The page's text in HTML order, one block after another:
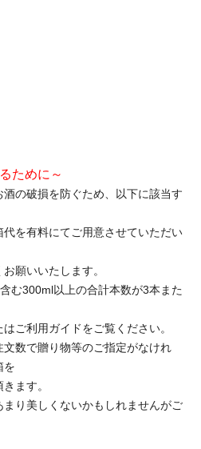
ために～
の破損を防ぐため、以下に該当す
を有料にてご用意させていただい
願いいたします。
む300ml以上の合計本数が3本また
はご利用ガイドをご覧ください。
数で贈り物等のご指定がなけれ
を
ます。
り美しくないかもしれませんがご